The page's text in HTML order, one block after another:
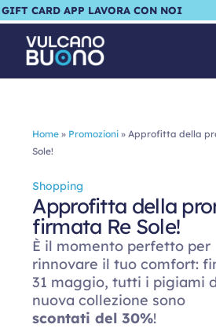
GIFT CARD APP LAVORA CON NOI
Home » Promozioni »Approfitta della
Sole!
Shopping
Approfitta della
firmata Re Sole!
È il momento perfetto per
rinnovare il tuo comfort:
31 maggio, tutti i pigiami
nuova collezione sono
scontati del 30%!